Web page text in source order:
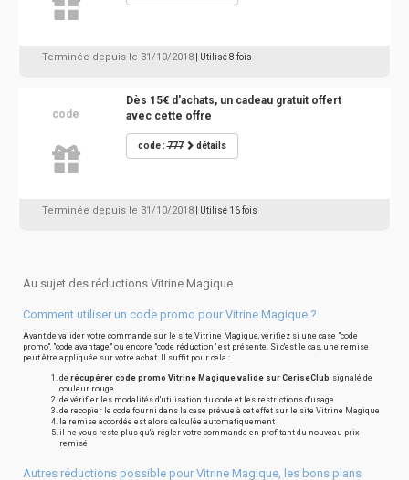
Terminée depuis le 31/10/2018 | Utilisé 8 fois
code
Dès 15€ d'achats, un cadeau gratuit offert
avec cette offre
code :777 détails
Terminée depuis le 31/10/2018 | Utilisé 16 fois
Au sujet des réductions Vitrine Magique
Comment utiliser un code promo pour Vitrine Magique ?
Avant de valider votre commande sur le site Vitrine Magique, vérifiez si une case "code
promo", "code avantage" ou encore "code réduction" est présente. Si c'est le cas, une remise
peut être appliquée sur votre achat. Il suffit pour cela :
de récupérer code promo Vitrine Magique valide sur CeriseClub, signalé de
couleur rouge
de vérifier les modalités d'utilisation du code et les restrictions d'usage
de recopier le code fourni dans la case prévue à cet effet sur le site Vitrine Magique
la remise accordée est alors calculée automatiquement
il ne vous reste plus qu'à régler votre commande en profitant du nouveau prix
remisé
Autres réductions possible pour Vitrine Magique, les bons plans